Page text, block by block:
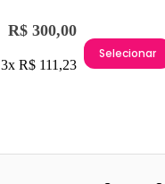
R$ 300,00
3x R$ 111,23
Selecionar